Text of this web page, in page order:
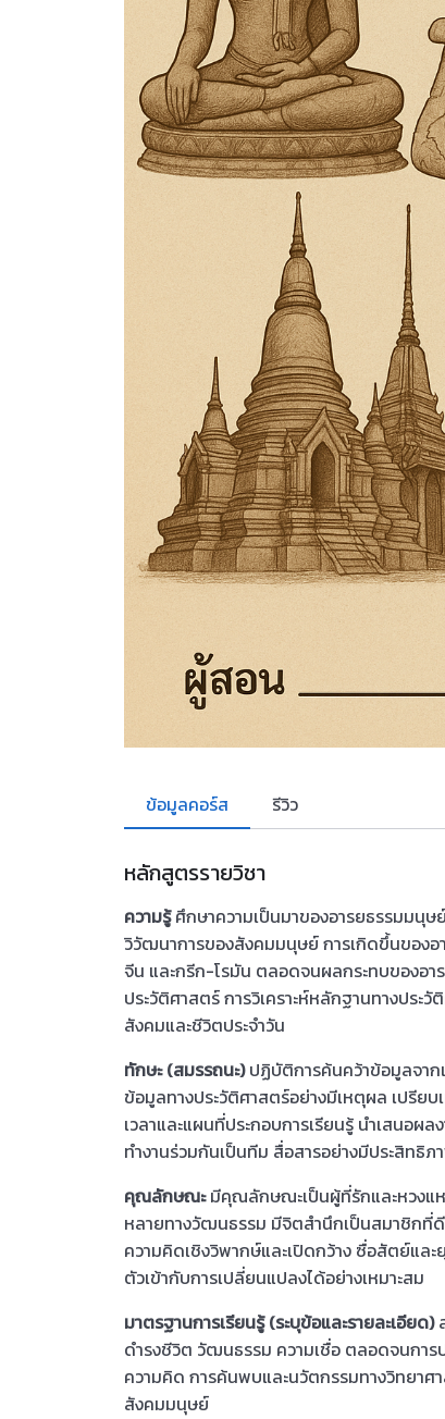
ข้อมูลคอร์ส รีวิว
หลักสูตรรายวิชา
ความรู้ศึกษาความเป็นมาของอารยธรรมมนุ
วิวัฒนาการของสังคมมนุษย์ การเกิดขึ้นของอ
จีน และกรีก-โรมัน ตลอดจนผลกระทบของอ
ประวัติศาสตร์ การวิเคราะห์หลักฐานทางปร
สังคมและชีวิตประจำวัน
ทักษะ (สมรรถนะ)ปฏิบัติการค้นคว้าข้อมูลจาก
ข้อมูลทางประวัติศาสตร์อย่างมีเหตุผล เปรีย
เวลาและแผนที่ประกอบการเรียนรู้ นำเสนอ
ทำงานร่วมกันเป็นทีม สื่อสารอย่างมีประสิทธิภ
คุณลักษณะมีคุณลักษณะเป็นผู้ที่รักและหวงแ
หลายทางวัฒนธรรม มีจิตสำนึกเป็นสมาชิกที่
ความคิดเชิงวิพากษ์และเปิดกว้าง ซื่อสัตย์แล
ตัวเข้ากับการเปลี่ยนแปลงได้อย่างเหมาะสม
มาตรฐานการเรียนรู้ (ระบุข้อและรายละเอียด)
ดำรงชีวิต วัฒนธรรม ความเชื่อ ตลอดจนกา
ความคิด การค้นพบและนวัตกรรมทางวิทยา
สังคมมนุษย์